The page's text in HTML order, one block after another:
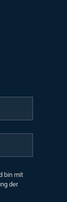
bin mit
der